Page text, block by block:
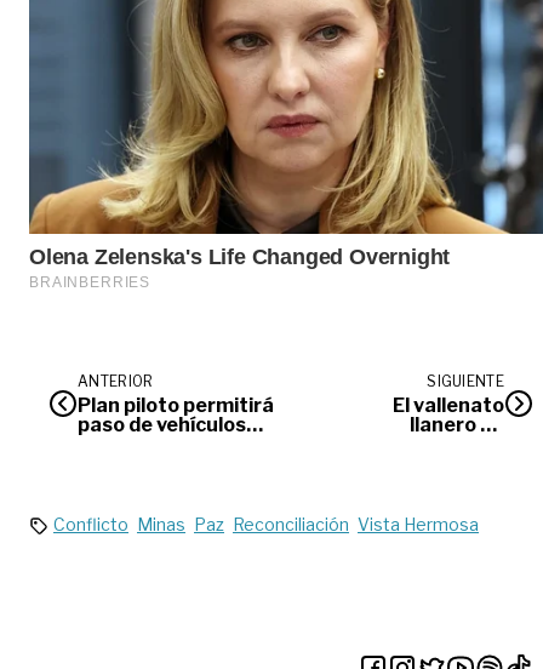
ANTERIOR
Plan piloto permitirá
paso de vehículos
SIGUIENTE
El vallenato
llanero de
Conflicto Minas Paz Reconciliación Vista Hermosa